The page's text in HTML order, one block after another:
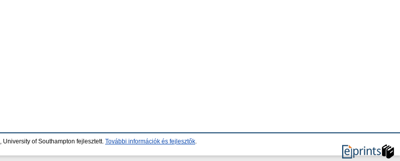
, University of Southampton fejlesztett. További információk és fejlesztők